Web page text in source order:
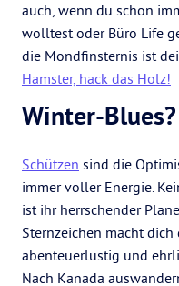
auch, wenn du schon
wolltest oder Büro Life
die Mondfinsternis ist
Hamster, hack das Holz!
Winter-
Schützen sind die
immer voller Energie.
ist ihr herrschender
Sternzeichen macht
abenteuerlustig und
Nach Kanada